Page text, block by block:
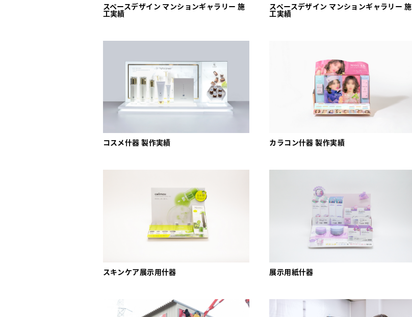
スペースデザイン マンションギャラリー 施
工実績
スペースデザイン マンションギャラリー 施
工実績
コスメ什器 製作実績 カラコン什器 製作実績
スキンケア展示用什器 展示用紙什器